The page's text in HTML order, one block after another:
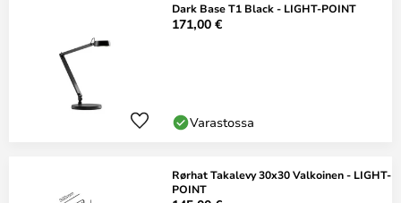
Dark Base T1 Black - LIGHT-POINT
171,00 €
Varastossa
Rørhat Takalevy 30x30 Valkoinen - LIGHT-
POINT